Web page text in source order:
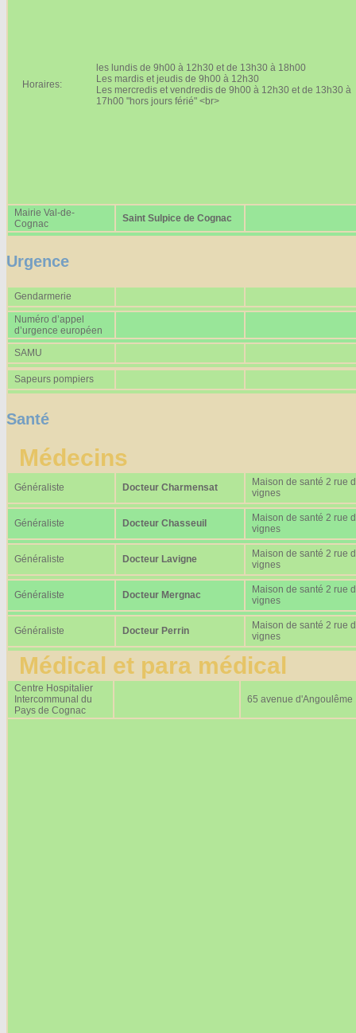
Horaires:
les lundis de 9h00 à 12h30 et de 13h30 à 18h00
Les mardis et jeudis de 9h00 à 12h30
Les mercredis et vendredis de 9h00 à 12h30 et de 13h30 à
17h00 "hors jours férié" <br>
Mairie Val-de-
Cognac
Saint Sulpice de Cognac
Urgence
Gendarmerie
Numéro d’appel
d’urgence européen
SAMU
Sapeurs pompiers
Santé
Médecins
Généraliste Docteur Charmensat
Maison de santé 2 rue
vignes
Généraliste Docteur Chasseuil
Maison de santé 2 rue
vignes
Généraliste Docteur Lavigne
Maison de santé 2 rue
vignes
Généraliste Docteur Mergnac
Maison de santé 2 rue
vignes
Généraliste Docteur Perrin
Maison de santé 2 rue
vignes
Médical et para médical
Centre Hospitalier
Intercommunal du
Pays de Cognac
65 avenue d'Angoulême